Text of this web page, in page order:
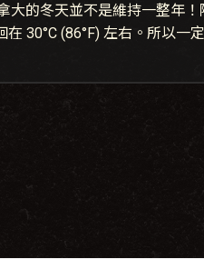
大的冬天並不是維持一整年
30°C (86°F) 左右。所以一